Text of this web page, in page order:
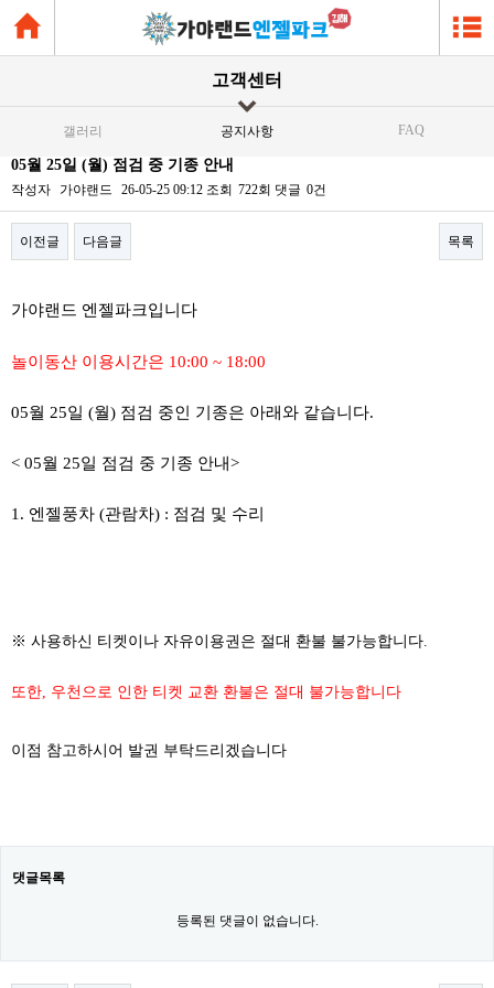
고객센터
갤러리 공지사항 FAQ
05월 25일 (월) 점검 중 기종 안내
작성자 가야랜드 26-05-25 09:12 조회 722회 댓글 0건
이전글 다음글 목록
가야랜드 엔젤파크입니다
놀이동산 이용시간은 10:00 ~ 18:00
05월 25일 (월) 점검 중인 기종은 아래와 같습니다.
< 05월 25일 점검 중 기종 안내>
1. 엔젤풍차 (관람차) : 점검 및 수리
※ 사용하신 티켓이나 자유이용권은 절대 환불 불가능합니다.
또한, 우천으로 인한 티켓 교환 환불은 절대 불가능합니다
이점 참고하시어 발권 부탁드리겠습니다
댓글목록
등록된 댓글이 없습니다.